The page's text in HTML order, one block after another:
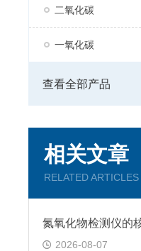
二氧化碳
一氧化碳
查看全部产品
相关文章
RELATED ARTICLES
2026-08-07